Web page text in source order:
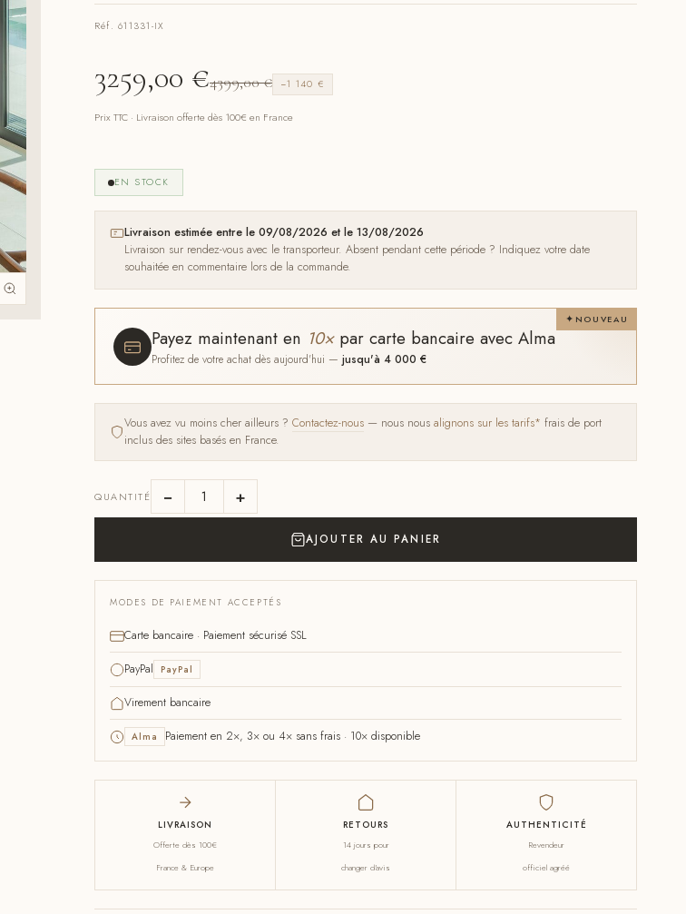
Réf. 611331-IX
3259,00 €4399,00€ −1 140 €
Prix TTC · Livraison offerte dès 100€ en France
EN STOCK
Livraison estimée entre le 09/08/2026 et le 13/08/2026
Livraison sur rendez-vous avec le transporteur. Absent pendant cette période ? Indiquez votre date
souhaitée en commentaire lors de la commande.
NOUVEAU
Payez maintenant en 10×par carte bancaire avec Alma
Profitez de votre achat dès aujourd'hui — jusqu'à 4 000 €
Vous avez vu moins cher ailleurs ? Contactez-nous — nous nous alignons sur les tarifs* frais de port
inclus des sites basés en France.
QUANTITÉ − +
AJOUTER AU PANIER
MODES DE PAIEMENT ACCEPTÉS
Carte bancaire · Paiement sécurisé SSL
PayPal PayPal
Virement bancaire
Alma Paiement en 2×, 3× ou 4× sans frais · 10× disponible
LIVRAISON
Offerte dès 100€
France & Europe
RETOURS
14 jours pour
changer d'avis
AUTHENTICITÉ
Revendeur
officiel agréé